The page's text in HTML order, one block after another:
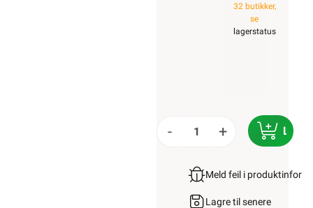
32 butikker,
se
lagerstatus
- +
Meld feil i
Lagre til senere